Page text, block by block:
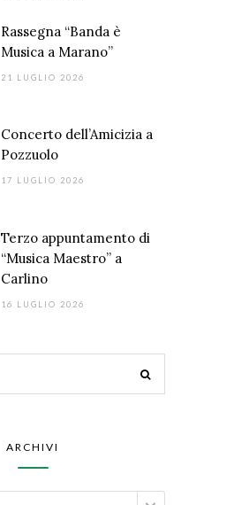
Rassegna “Banda è
Musica a Marano”
21 LUGLIO 2026
Concerto dell’Amicizia a
Pozzuolo
17 LUGLIO 2026
Terzo appuntamento di
“Musica Maestro” a
Carlino
16 LUGLIO 2026
ARCHIVI